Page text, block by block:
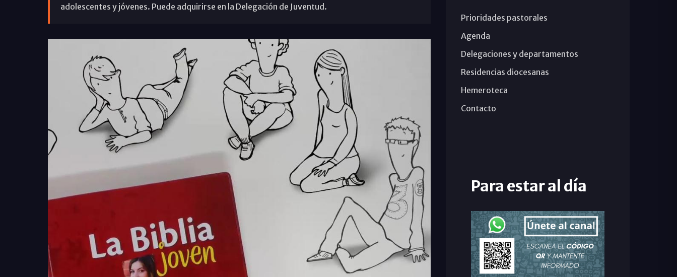
adolescentes y jóvenes. Puede adquirirse en la Delegación de Juventud.
Prioridades pastorales
Agenda
Delegaciones y departamentos
Residencias diocesanas
Hemeroteca
Contacto
Para estar al día